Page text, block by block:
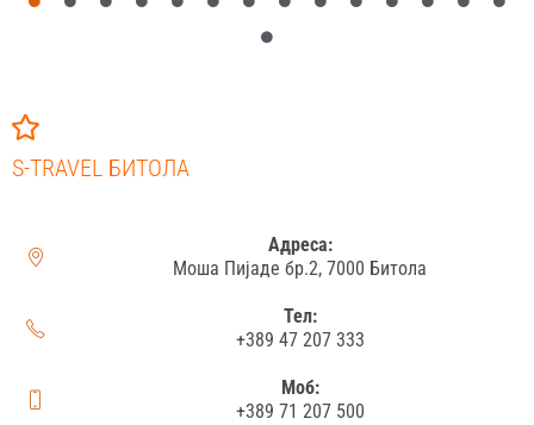
S-TRAVEL БИТОЛА
Адреса:
Моша Пијаде бр.2, 7000 Битола
Тел:
+389 47 207 333
Моб:
+389 71 207 500